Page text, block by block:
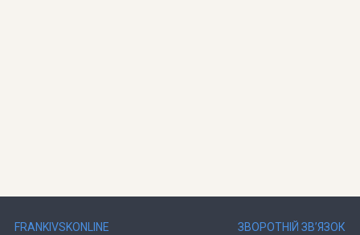
FRANKIVSKONLINE ЗВОРОТНІЙ ЗВ’ЯЗОК